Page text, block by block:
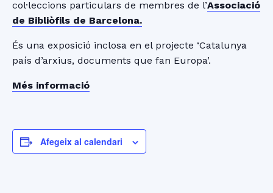
col·leccions particulars de membres de l’Associació
de Bibliòfils de Barcelona.
És una exposició inclosa en el projecte ‘Catalunya
país d’arxius, documents que fan Europa’.
Més informació
Afegeix al calendari